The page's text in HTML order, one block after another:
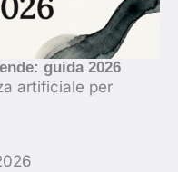
guida 2026
artificiale per